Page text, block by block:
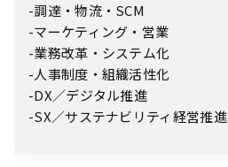
調達・物流・SCM
マーケティング・営業
業務改革・システム化
人事制度・組織活性化
DX／デジタル推進
SX／サステナビリティ経営推進